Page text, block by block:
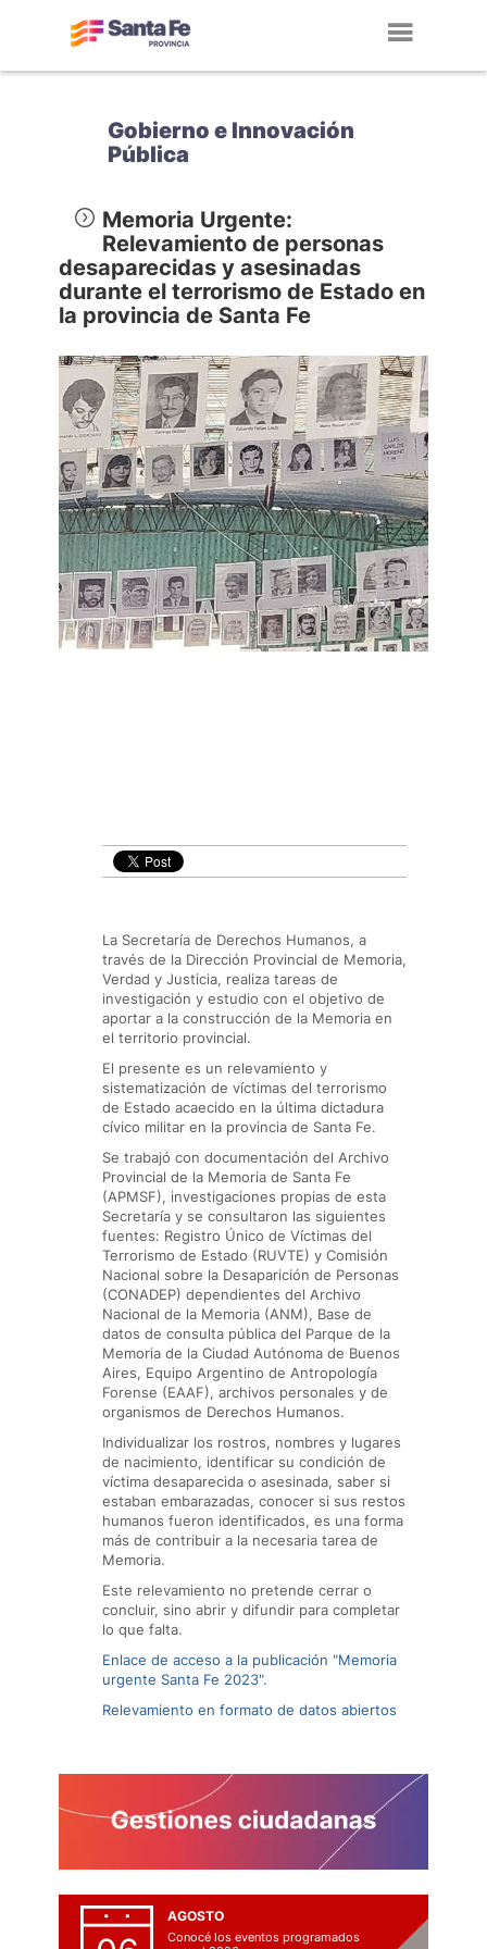
Gobierno e Innovación
Pública
Memoria Urgente:
Relevamiento de personas
desaparecidas y asesinadas
durante el terrorismo de Estado en
la provincia de Santa Fe
La Secretaría de Derechos Humanos, a
través de la Dirección Provincial de Memoria,
Verdad y Justicia, realiza tareas de
investigación y estudio con el objetivo de
aportar a la construcción de la Memoria en
el territorio provincial.
El presente es un relevamiento y
sistematización de víctimas del terrorismo
de Estado acaecido en la última dictadura
cívico militar en la provincia de Santa Fe.
Se trabajó con documentación del Archivo
Provincial de la Memoria de Santa Fe
(APMSF), investigaciones propias de esta
Secretaría y se consultaron las siguientes
fuentes: Registro Único de Víctimas del
Terrorismo de Estado (RUVTE) y Comisión
Nacional sobre la Desaparición de Personas
(CONADEP) dependientes del Archivo
Nacional de la Memoria (ANM), Base de
datos de consulta pública del Parque de la
Memoria de la Ciudad Autónoma de Buenos
Aires, Equipo Argentino de Antropología
Forense (EAAF), archivos personales y de
organismos de Derechos Humanos.
Individualizar los rostros, nombres y lugares
de nacimiento, identificar su condición de
víctima desaparecida o asesinada, saber si
estaban embarazadas, conocer si sus restos
humanos fueron identificados, es una forma
más de contribuir a la necesaria tarea de
Memoria.
Este relevamiento no pretende cerrar o
concluir, sino abrir y difundir para completar
lo que falta.
Enlace de acceso a la publicación "Memoria
urgente Santa Fe 2023".
Relevamiento en formato de datos abiertos
AGOSTO
Conocé los eventos programados